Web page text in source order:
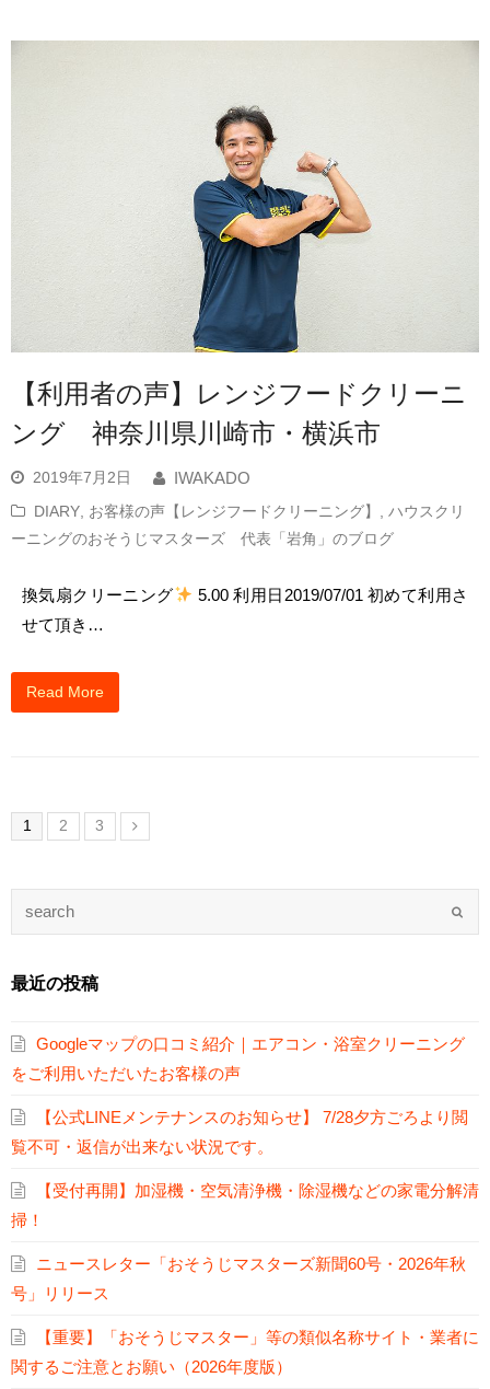
【利用者の声】レンジフードクリーニ
ング 神奈川県川崎市・横浜市
2019年7月2日
IWAKADO
DIARY お客様の声【レンジフードクリーニング】
ハウスクリ
ーニングのおそうじマスターズ 代表「岩角」のブログ
換気扇クリーニング
5.00 利用日2019/07/01 初めて利用さ
せて頂き…
Read More
1 2 3
最近の投稿
Googleマップの口コミ紹介｜エアコン・浴室クリーニング
をご利用いただいたお客様の声
【公式LINEメンテナンスのお知らせ】 7/28夕方ごろより閲
覧不可・返信が出来ない状況です。
【受付再開】加湿機・空気清浄機・除湿機などの家電分解清
掃！
ニュースレター「おそうじマスターズ新聞60号・2026年秋
号」リリース
【重要】「おそうじマスター」等の類似名称サイト・業者に
関するご注意とお願い（2026年度版）